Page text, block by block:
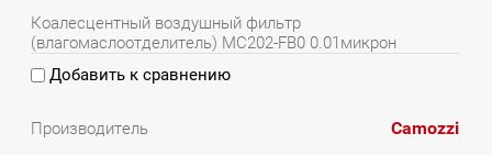
Коалесцентный воздушный фильтр
(влагомаслоотделитель) MC202-FB0 0.01микрон
Добавить к сравнению
Производитель Camozzi